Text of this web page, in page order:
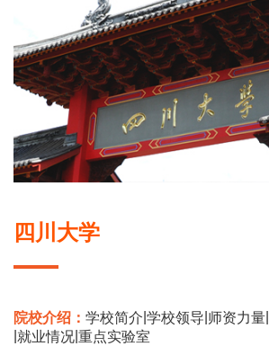
四川大学
院校介绍： 学校简介 学校领导 师资力量
就业情况 重点实验室